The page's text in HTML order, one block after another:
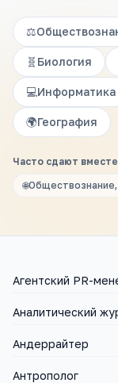
⚖️
🧬 Биология
💻Информатика
🌍География
Часто сдают
🌐Обществознание,
Агентский PR-
Аналитический
Андеррайтер
Антрополог